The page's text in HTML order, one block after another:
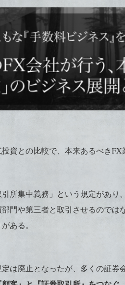
資との比較で、本来あるべき
所集中義務」という規定があ
門や第三者と取引させるので
ある。
は廃止となったが、多くの証